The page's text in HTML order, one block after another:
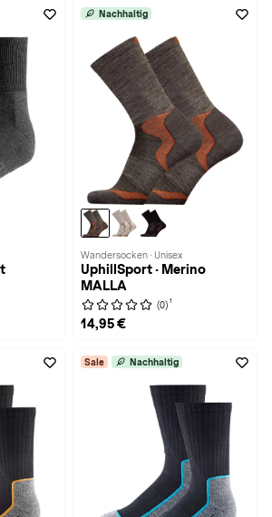
Nachhaltig
Wandersocken · Unisex
UphillSport · Merino
MALLA
(0) 1
14,95 €
Sale Nachhaltig